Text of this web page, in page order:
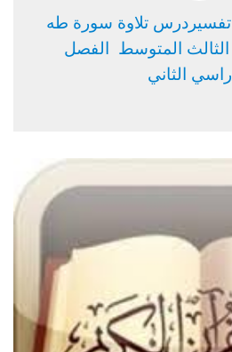
تفسيردرس تلاوة سورة طه
الثالث المتوسط الفصل
الثاني